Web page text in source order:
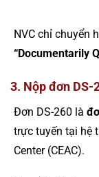
NVC chỉ chuyển
“Documentarily
3. Nộp đơn
Đơn DS-260 là
trực tuyến tại hệ
Center (CEAC).